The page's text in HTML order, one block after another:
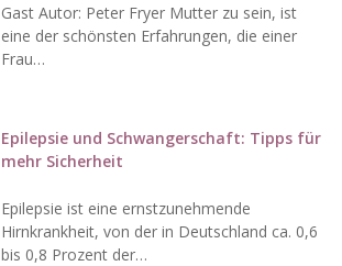
Gast Autor: Peter Fryer Mutter zu sein, ist
eine der schönsten Erfahrungen, die einer
Frau…
Epilepsie und Schwangerschaft: Tipps für
mehr Sicherheit
Epilepsie ist eine ernstzunehmende
Hirnkrankheit, von der in Deutschland ca. 0,6
bis 0,8 Prozent der…